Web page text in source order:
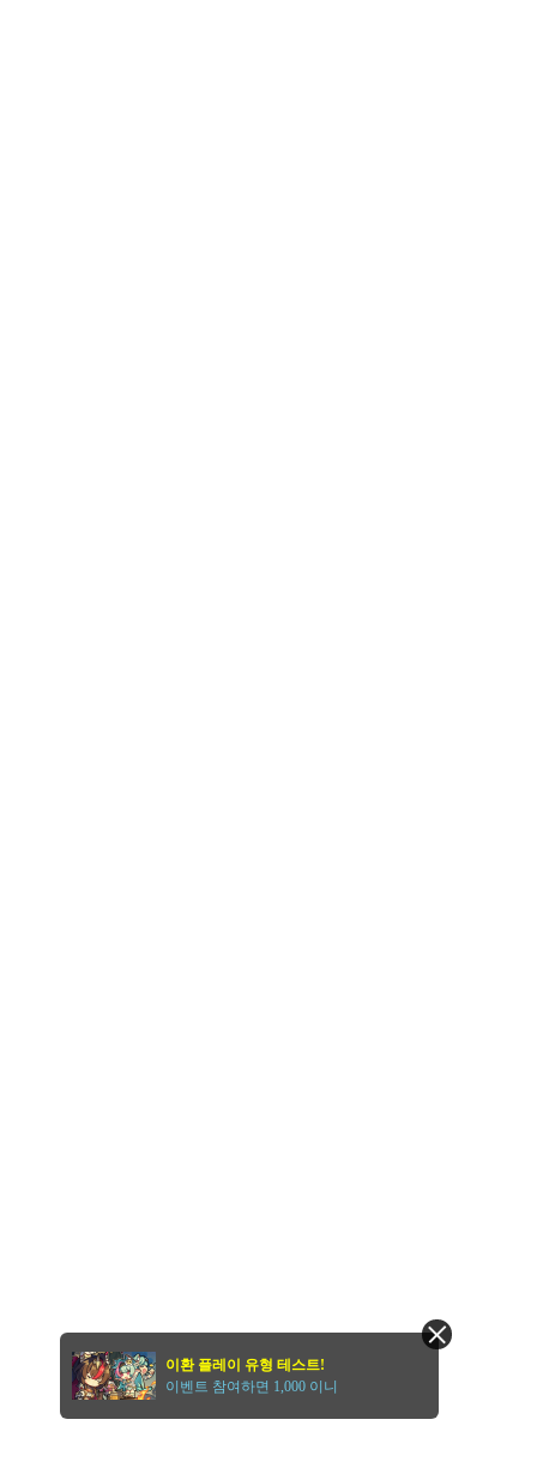
이환 플레이 유형 테스트!
이벤트 참여하면 1,000 이니